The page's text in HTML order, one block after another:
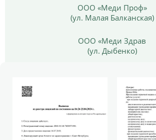
ООО «Меди Проф»
(ул. Малая Балканская)
ООО «Меди Здрав
(ул. Дыбенко)